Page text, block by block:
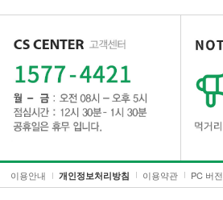
이용안내 개인정보처리방침 이용약관 PC 버전